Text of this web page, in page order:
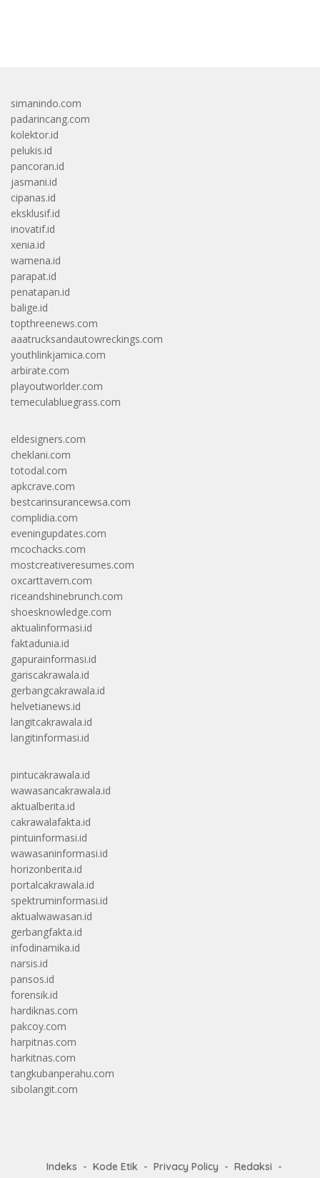
simanindo.com
padarincang.com
kolektor.id
pelukis.id
pancoran.id
jasmani.id
cipanas.id
eksklusif.id
inovatif.id
xenia.id
wamena.id
parapat.id
penatapan.id
balige.id
topthreenews.com
aaatrucksandautowreckings.com
youthlinkjamica.com
arbirate.com
playoutworlder.com
temeculabluegrass.com
eldesigners.com
cheklani.com
totodal.com
apkcrave.com
bestcarinsurancewsa.com
complidia.com
eveningupdates.com
mcochacks.com
mostcreativeresumes.com
oxcarttavern.com
riceandshinebrunch.com
shoesknowledge.com
aktualinformasi.id
faktadunia.id
gapurainformasi.id
gariscakrawala.id
gerbangcakrawala.id
helvetianews.id
langitcakrawala.id
langitinformasi.id
pintucakrawala.id
wawasancakrawala.id
aktualberita.id
cakrawalafakta.id
pintuinformasi.id
wawasaninformasi.id
horizonberita.id
portalcakrawala.id
spektruminformasi.id
aktualwawasan.id
gerbangfakta.id
infodinamika.id
narsis.id
pansos.id
forensik.id
hardiknas.com
pakcoy.com
harpitnas.com
harkitnas.com
tangkubanperahu.com
sibolangit.com
Indeks Kode Etik Privacy Policy
Redaksi